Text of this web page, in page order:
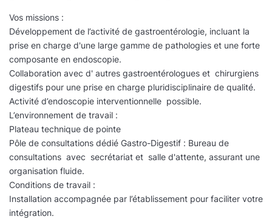
Vos missions :
Développement de l’activité de gastroentérologie, incluant la
prise en charge d'une large gamme de pathologies et une forte
composante en endoscopie.
Collaboration avec d' autres gastroentérologues et chirurgiens
digestifs pour une prise en charge pluridisciplinaire de qualité.
Activité d’endoscopie interventionnelle possible.
L’environnement de travail :
Plateau technique de pointe
Pôle de consultations dédié Gastro-Digestif : Bureau de
consultations avec secrétariat et salle d'attente, assurant une
organisation fluide.
Conditions de travail :
Installation accompagnée par l’établissement pour faciliter votre
intégration.